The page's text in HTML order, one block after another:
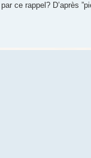
ce rappel? D’après